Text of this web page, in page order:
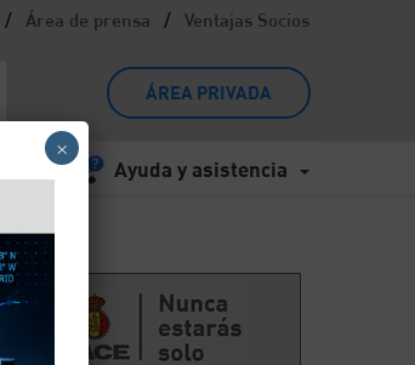
/ Área de prensa / Ventajas Socios
ÁREA PRIVADA
Ayuda y asistencia
×